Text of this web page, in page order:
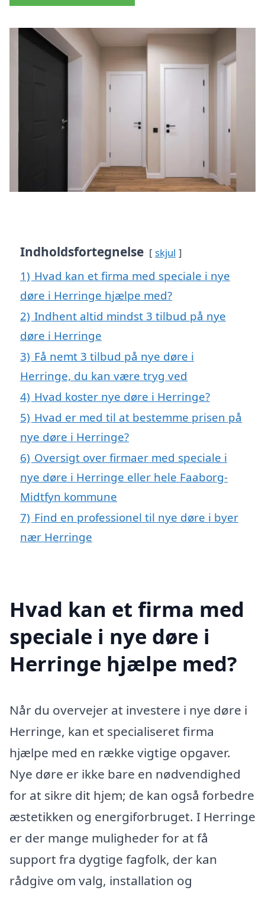
Indholdsfortegnelse skjul
1) Hvad kan et firma med speciale i nye
døre i Herringe hjælpe med?
2) Indhent altid mindst 3 tilbud på nye
døre i Herringe
3) Få nemt 3 tilbud på nye døre i
Herringe, du kan være tryg ved
4) Hvad koster nye døre i Herringe?
5) Hvad er med til at bestemme prisen på
nye døre i Herringe?
6) Oversigt over firmaer med speciale i
nye døre i Herringe eller hele Faaborg-
Midtfyn kommune
7) Find en professionel til nye døre i byer
nær Herringe
Hvad kan et firma med
speciale i nye døre i
Herringe hjælpe med?
Når du overvejer at investere i nye døre i
Herringe, kan et specialiseret firma
hjælpe med en række vigtige opgaver.
Nye døre er ikke bare en nødvendighed
for at sikre dit hjem; de kan også forbedre
æstetikken og energiforbruget. I Herringe
er der mange muligheder for at få
support fra dygtige fagfolk, der kan
rådgive om valg, installation og